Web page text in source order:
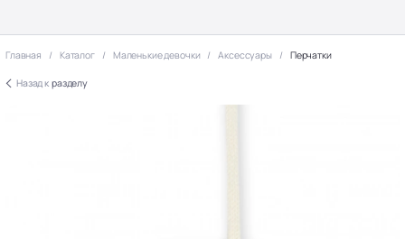
Главная Каталог Маленькие девочки Аксессуары Перчатки
Назад к разделу